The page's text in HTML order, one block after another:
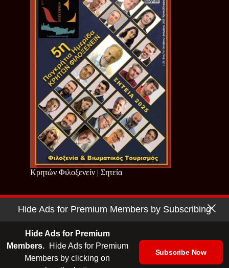
Κρητών Φιλοξενείν | Σητεία
Copyright © 2026 - Cretan Business | Κρητών Επιχειρείν
Hide Ads for Premium Members by Subscribing
Hide Ads for Premium
Members.
Hide Ads for Premium
Members by clicking on
Subscribe Now